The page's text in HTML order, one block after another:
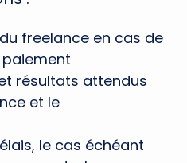
freelance en cas de
résultats attendus
et le
le cas échéant